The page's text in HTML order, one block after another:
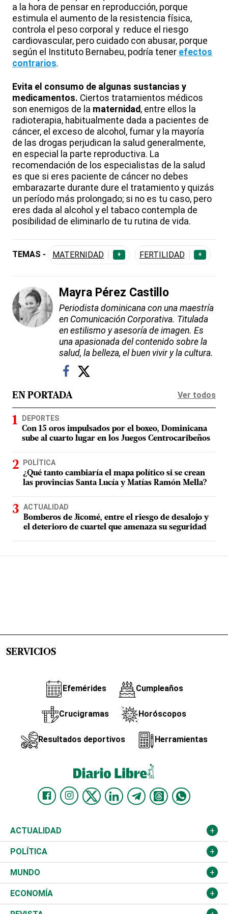
a la hora de pensar en reproducción, porque
estimula el aumento de la resistencia física,
controla el peso corporal y reduce el riesgo
cardiovascular, pero cuidado con abusar, porque
según el Instituto Bernabeu, podría tener efectos
contrarios.
Evita el consumo de algunas sustancias y
medicamentos. Ciertos tratamientos médicos
son enemigos de la maternidad , entre ellos la
radioterapia, habitualmente dada a pacientes de
cáncer, el exceso de alcohol, fumar y la mayoría
de las drogas perjudican la salud generalmente,
en especial la parte reproductiva. La
recomendación de los especialistas de la salud
es que si eres paciente de cáncer no debes
embarazarte durante dure el tratamiento y quizás
un período más prolongado; si no es tu caso, pero
eres dada al alcohol y el tabaco contempla de
posibilidad de eliminarlo de tu rutina de vida.
TEMAS - MATERNIDAD + FERTILIDAD +
Mayra Pérez Castillo
Periodista dominicana con una maestría
en Comunicación Corporativa. Titulada
en estilismo y asesoría de imagen. Es
una apasionada del contenido sobre la
salud, la belleza, el buen vivir y la cultura.
EN PORTADA Ver todos
DEPORTES
Con 15 oros impulsados por el boxeo, Dominicana
sube al cuarto lugar en los Juegos Centrocaribeños
POLÍTICA
¿Qué tanto cambiaría el mapa político si se crean
las provincias Santa Lucía y Matías Ramón Mella?
ACTUALIDAD
Bomberos de Jicomé, entre el riesgo de desalojo y
el deterioro de cuartel que amenaza su seguridad
SERVICIOS
Efemérides Cumpleaños
Crucigramas Horóscopos
Resultados deportivos Herramientas
ACTUALIDAD
Nacional
Ciudad
Educación
POLÍTICA
Partidos
JCE
MUNDO
Estados Unidos
ECONOMÍA